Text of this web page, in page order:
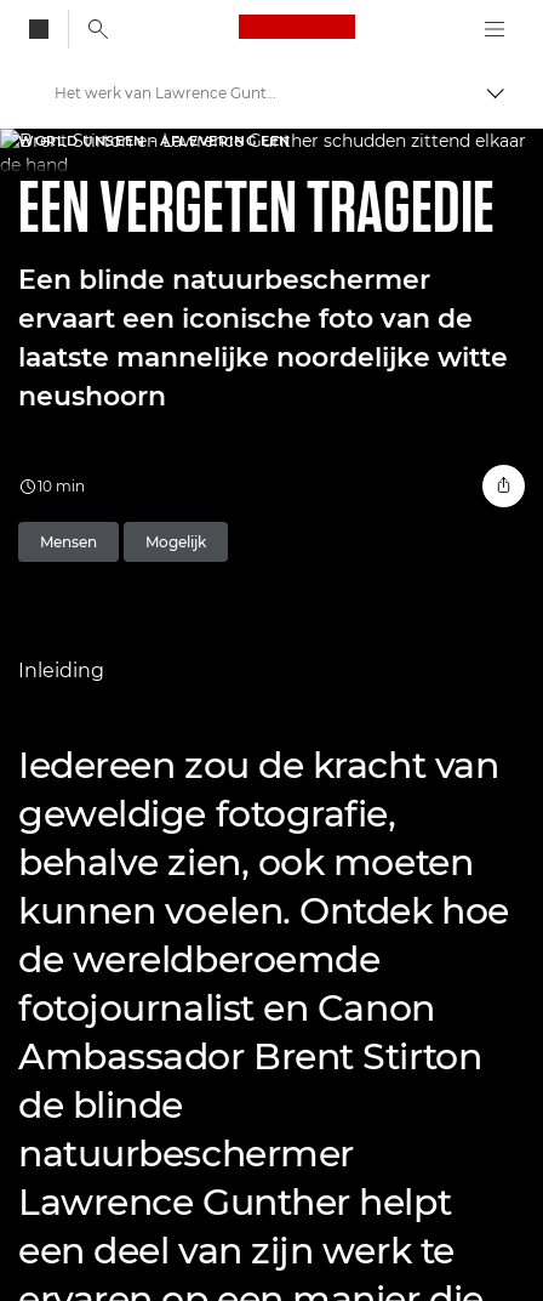
Canon Logo, back
Canon
Welkom bij VIEW
Het werk van Lawrence Gunther door de ogen van Brent Stirton
WORLD UNSEEN - AFLEVERING EEN
EEN VERGETEN TRAGEDIE
Een blinde natuurbeschermer
ervaart een iconische foto van de
laatste mannelijke noordelijke witte
neushoorn
10 min
Mensen Mogelijk
Inleiding
Iedereen zou de kracht van
geweldige fotografie,
behalve zien, ook moeten
kunnen voelen. Ontdek hoe
de wereldberoemde
fotojournalist en Canon
Ambassador Brent Stirton
de blinde
natuurbeschermer
Lawrence Gunther helpt
een deel van zijn werk te